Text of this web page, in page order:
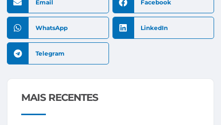
Email Facebook
WhatsApp LinkedIn
Telegram
MAIS RECENTES